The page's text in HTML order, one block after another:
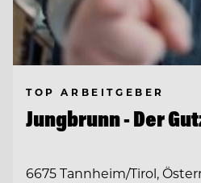
TOP ARBEITGEBER
Jungbrunn - Der
6675 Tannheim/Tirol,